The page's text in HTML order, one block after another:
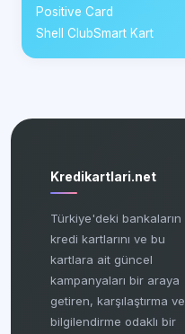
Positive Card
Shell ClubSmart Kart
Kredikartlari.net
Türkiye'deki bankaların
kredi kartlarını ve bu
kartlara ait güncel
kampanyaları bir araya
getiren, karşılaştırma ve
bilgilendirme odaklı bir